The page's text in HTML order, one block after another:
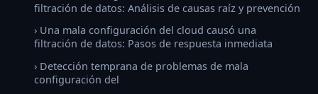
filtración de datos: Análisis de causas raíz y prevención
› Una mala configuración del cloud causó una
filtración de datos: Pasos de respuesta inmediata
› Detección temprana de problemas de mala
configuración del